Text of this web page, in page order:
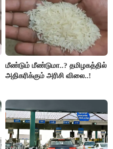
மீண்டும் மீண்டுமா..? தமிழகத்தில்
அதிகரிக்கும் அரிசி விலை..!